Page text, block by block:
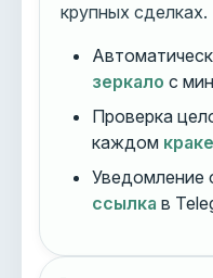
крупных сделках.
зеркало с
Проверка
каждом
Уведомление
ссылка в